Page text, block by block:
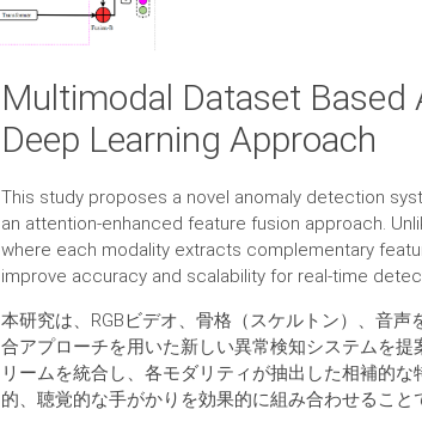
Multimodal Dataset
Deep Learning Approach
This study proposes a novel anomaly detection
an attention-enhanced feature fusion approach.
where each modality extracts complementary
improve accuracy and scalability for real-time
本研究は、RGBビデオ、骨格（スケルトン）、音
合アプローチを用いた新しい異常検知システムを
リームを統合し、各モダリティが抽出した相補的
的、聴覚的な手がかりを効果的に組み合わせるこ